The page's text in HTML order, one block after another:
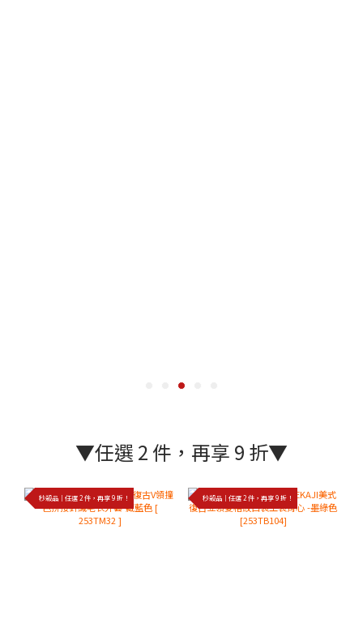
▼任選 2 件，再享 9 折▼
秒殺品｜任選 2 件，再享 9 折！ 秒殺品｜任選 2 件，再享 9 折！